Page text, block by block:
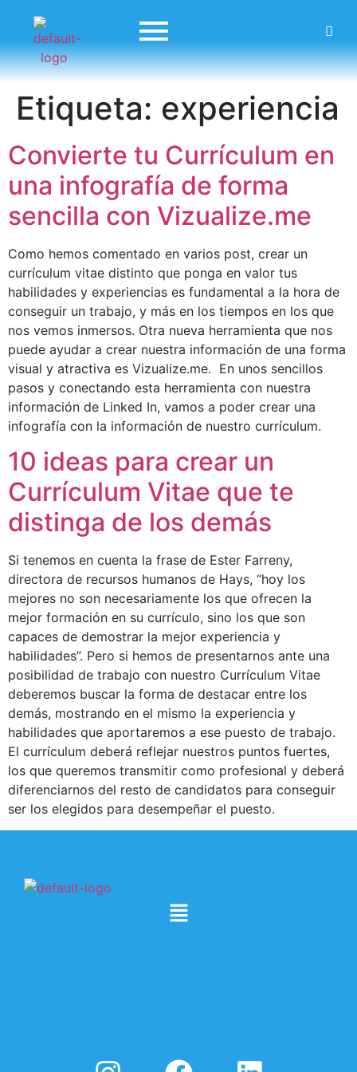
Etiqueta: experiencia
Convierte tu Currículum en
una infografía de forma
sencilla con Vizualize.me
Como hemos comentado en varios post, crear un
currículum vitae distinto que ponga en valor tus
habilidades y experiencias es fundamental a la hora de
conseguir un trabajo, y más en los tiempos en los que
nos vemos inmersos. Otra nueva herramienta que nos
puede ayudar a crear nuestra información de una forma
visual y atractiva es Vizualize.me. En unos sencillos
pasos y conectando esta herramienta con nuestra
información de Linked In, vamos a poder crear una
infografía con la información de nuestro currículum.
10 ideas para crear un
Currículum Vitae que te
distinga de los demás
Si tenemos en cuenta la frase de Ester Farreny,
directora de recursos humanos de Hays, “hoy los
mejores no son necesariamente los que ofrecen la
mejor formación en su currículo, sino los que son
capaces de demostrar la mejor experiencia y
habilidades”. Pero si hemos de presentarnos ante una
posibilidad de trabajo con nuestro Currículum Vitae
deberemos buscar la forma de destacar entre los
demás, mostrando en el mismo la experiencia y
habilidades que aportaremos a ese puesto de trabajo.
El currículum deberá reflejar nuestros puntos fuertes,
los que queremos transmitir como profesional y deberá
diferenciarnos del resto de candidatos para conseguir
ser los elegidos para desempeñar el puesto.